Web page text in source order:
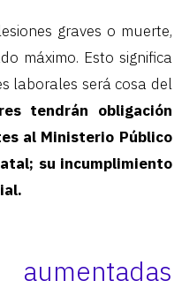
graves o muerte,
máximo. Esto significa
laborales será cosa del
tendrán obligación
al Ministerio Público
su incumplimiento
aumentadas